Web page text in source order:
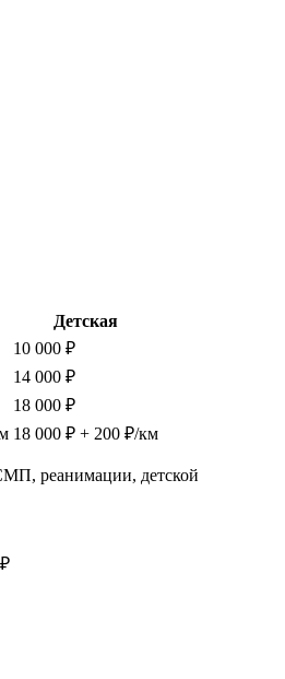
Детская
10 000 ₽
14 000 ₽
18 000 ₽
18 000 ₽ + 200 ₽/км
реанимации, детской
₽